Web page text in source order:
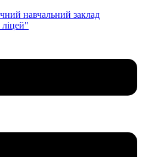
навчальний заклад